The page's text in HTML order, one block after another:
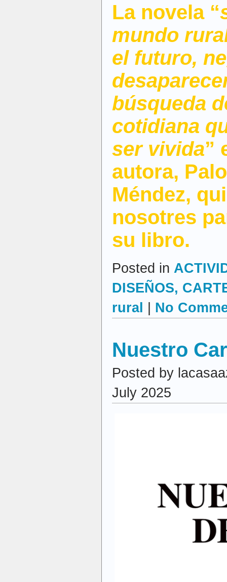
La novela “
mundo
el futuro,
búsqueda
cotidiana
ser vivida”
autora,
Méndez,
nosotres
su libro.
Posted in
DISEÑOS,
rural
No
Nuestro
Posted by
July 2025